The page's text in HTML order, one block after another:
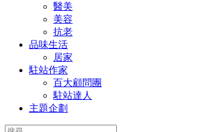
醫美
美容
抗老
品味生活
居家
駐站作家
百大顧問團
駐站達人
主題企劃